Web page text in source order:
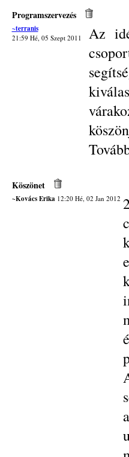
Programszervezés
~terranis
21:59 Hé, 05 Szept 2011
Az
Köszönet
~Kovács Erika12:20 Hé, 02 Jan 2012